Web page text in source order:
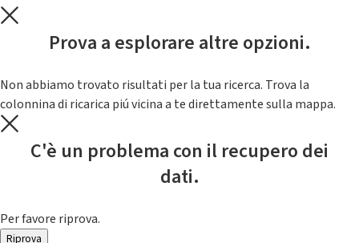
Prova a esplorare altre opzioni.
Non abbiamo trovato risultati per la tua ricerca. Trova la
colonnina di ricarica piú vicina a te direttamente sulla mappa.
C'è un problema con il recupero dei
dati.
Per favore riprova.
Riprova